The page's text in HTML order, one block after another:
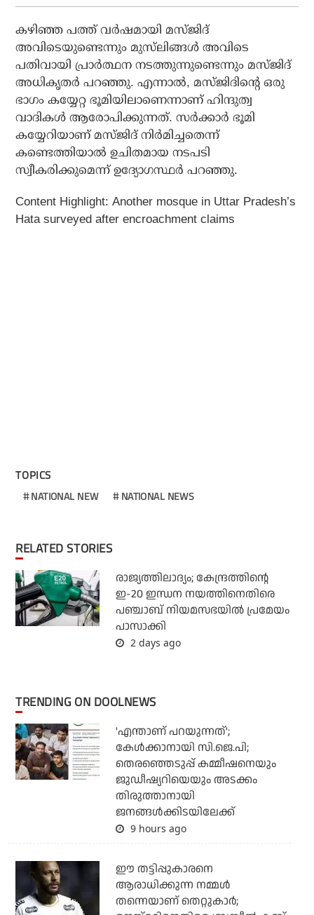
കഴിഞ്ഞ പത്ത് വർഷമായി മസ്ജിദ്
അവിടെയുണ്ടെന്നും മുസ്‌ലിങ്ങൾ അവിടെ
പതിവായി പ്രാർത്ഥന നടത്തുന്നുണ്ടെന്നും മസ്ജിദ്
അധികൃതർ പറഞ്ഞു. എന്നാൽ, മസ്ജിദിൻ്റെ ഒരു
ഭാഗം കയ്യേറ്റ ഭൂമിയിലാണെന്നാണ് ഹിന്ദുത്വ
വാദികൾ ആരോപിക്കുന്നത്. സർക്കാർ ഭൂമി
കയ്യേറിയാണ് മസ്ജിദ് നിർമിച്ചതെന്ന്
കണ്ടെത്തിയാൽ ഉചിതമായ നടപടി
സ്വീകരിക്കുമെന്ന് ഉദ്യോഗസ്ഥർ പറഞ്ഞു.
Content Highlight: Another mosque in Uttar Pradesh’s
Hata surveyed after encroachment claims
TOPICS
NATIONAL NEW NATIONAL NEWS
RELATED STORIES
രാജ്യത്തിലാദ്യം; കേന്ദ്രത്തിന്റെ
ഇ-20 ഇന്ധന നയത്തിനെതിരെ
പഞ്ചാബ് നിയമസഭയില്‍ പ്രമേയം
പാസാക്കി
2 days ago
TRENDING ON DOOLNEWS
'എന്താണ് പറയുന്നത്';
കേള്‍ക്കാനായി സി.ജെ.പി;
തെരഞ്ഞെടുപ്പ് കമ്മീഷനെയും
ജുഡീഷ്യറിയെയും അടക്കം
തിരുത്താനായി
ജനങ്ങള്‍ക്കിടയിലേക്ക്
9 hours ago
ഈ തട്ടിപ്പുകാരനെ
ആരാധിക്കുന്ന നമ്മള്‍
തന്നെയാണ് തെറ്റുകാര്‍;